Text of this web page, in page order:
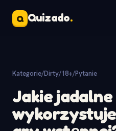
Q Quizado.
Kategorie/Dirty/18+/Pytanie
Jakie